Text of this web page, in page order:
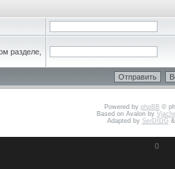
разделе,
Powered by phpBB ©
Based on Avalon by
Adapted by SerDIDG&
0